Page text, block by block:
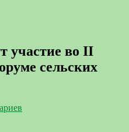
участие во II
сельских